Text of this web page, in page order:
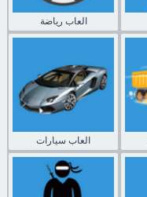
العاب رياضة
العاب سيارات